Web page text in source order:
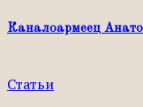
Каналоармеец
Статьи